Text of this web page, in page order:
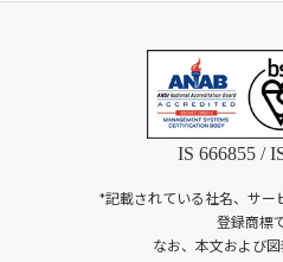
IS 666855 /
*記載されている社名、サー
登録商標
なお、本文および図